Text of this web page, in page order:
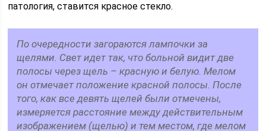
патология, ставится красное стекло.
По очередности загораются лампочки за
щелями. Свет идет так, что больной видит две
полосы через щель – красную и белую. Мелом
он отмечает положение красной полосы. После
того, как все девять щелей были отмечены,
измеряется расстояние между действительным
изображением (щелью) и тем местом, где мелом